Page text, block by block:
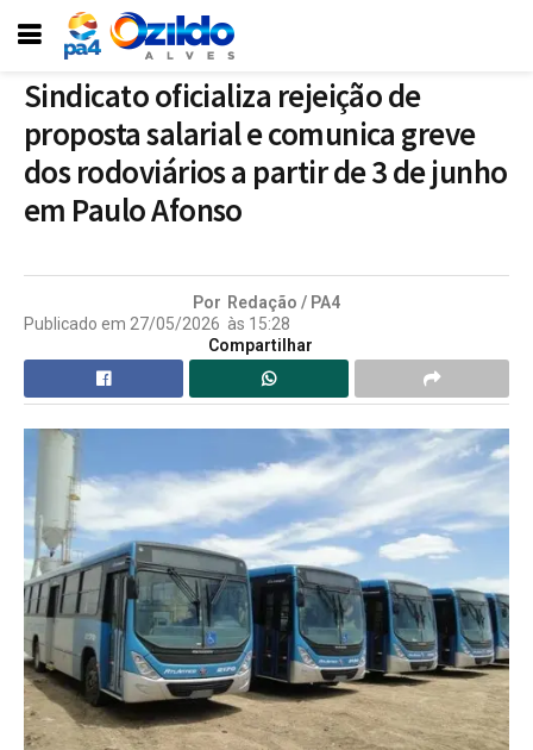
Sindicato oficializa rejeição de
proposta salarial e comunica greve
dos rodoviários a partir de 3 de junho
em Paulo Afonso
Por Redação / PA4
Publicado em 27/05/2026 às 15:28
Compartilhar